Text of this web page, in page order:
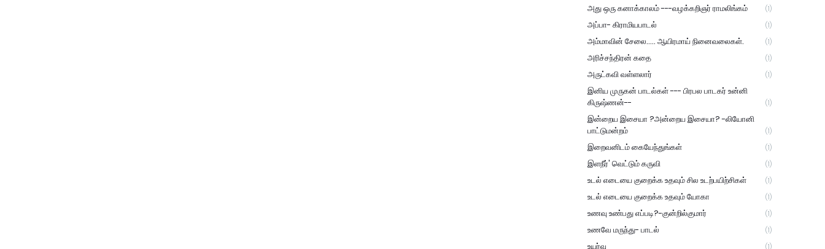
அது ஒரு கனாக்காலம் ---வழக்கறிஞர் ராமலிங்கம் (1)
அப்பா- கிராமியபாடல் (1)
அம்மாவின் சேலை..... ஆயிரமாய் நினைவலைகள். (1)
அரிச்சந்திரன் கதை (1)
அருட்கவி வள்ளலார் (1)
இனிய முருகன் பாடல்கள் --- பிரபல பாடகர் உன்னி
கிருஷ்ணன்--
(1)
இன்றைய இசையா ?அன்றைய இசையா? -லியோனி
பாட்டுமன்றம்
(1)
இறைவனிடம் கையேந்துங்கள் (1)
இளநீர்' வெட்டும் கருவி (1)
உடல் எடையை குறைக்க உதவும் சில உடற்பயிற்சிகள் (1)
உடல் எடையை குறைக்க உதவும் யோகா (1)
உணவு உண்பது எப்படி?-குன்றில்குமார் (1)
உணவே மருந்து- பாடல் (1)
உயர்வு (1)